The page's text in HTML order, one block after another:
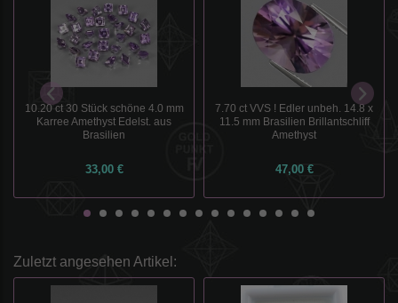
10.20 ct 30 Stück schöne 4.0 mm
Karree Amethyst Edelst. aus
Brasilien
33,00 €
7.70 ct VVS ! Edler unbeh. 14.8 x
11.5 mm Brasilien Brillantschliff
Amethyst
47,00 €
Zuletzt angesehen Artikel: